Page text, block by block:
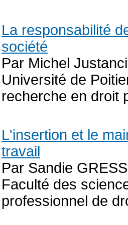
La responsabilité
société
Par Michel
Université de
recherche en droit
L'insertion et le
travail
Par Sandie
Faculté des
professionnel de